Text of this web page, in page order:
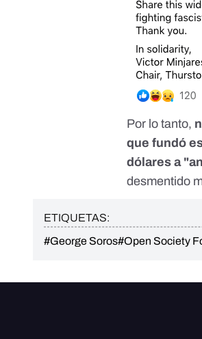
Por lo tanto,
que fundó
dólares a
desmentido
ETIQUETAS:
#George Soros#Open Society